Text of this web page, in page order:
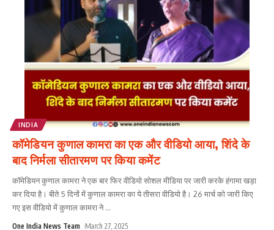
INDIA
कॉमेडियन कुणाल कामरा का एक और वीडियो आया, शिंदे के
बाद निर्मला सीतारमण पर किया कमेंट
कॉमेडियन कुणाल कामरा ने एक बार फिर वीडियो सोशल मीडिया पर जारी करके हंगामा खड़ा
कर दिया है। बीते 5 दिनों में कुणाल कामरा का ये तीसरा वीडियो है। 26 मार्च को जारी किए
गए इस वीडियो में कुणाल कामरा ने...
One India News Team March 27, 2025